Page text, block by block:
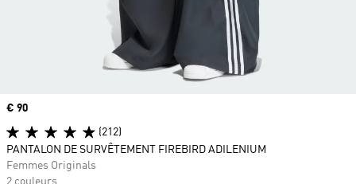
Prix
€ 90
(212)
PANTALON DE SURVÊTEMENT FIREBIRD ADILENIUM
Femmes Originals
2 couleurs